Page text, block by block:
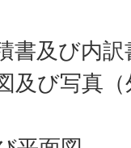
書及び内訳
及び写真